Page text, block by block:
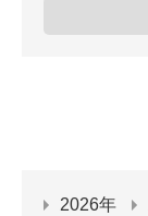
2026年